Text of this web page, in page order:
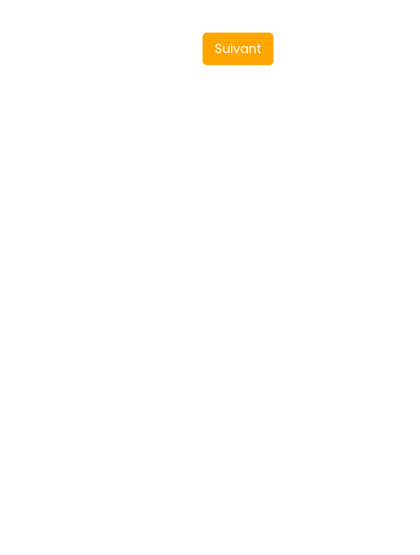
Suivant